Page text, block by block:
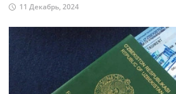
11 Декабрь, 2024